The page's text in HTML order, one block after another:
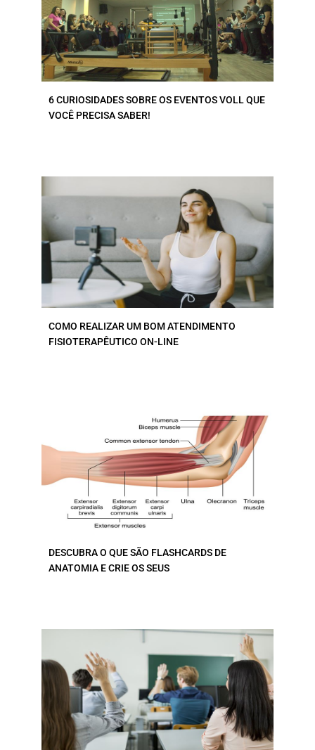
6 CURIOSIDADES SOBRE OS EVENTOS VOLL QUE
VOCÊ PRECISA SABER!
COMO REALIZAR UM BOM ATENDIMENTO
FISIOTERAPÊUTICO ON-LINE
DESCUBRA O QUE SÃO FLASHCARDS DE
ANATOMIA E CRIE OS SEUS